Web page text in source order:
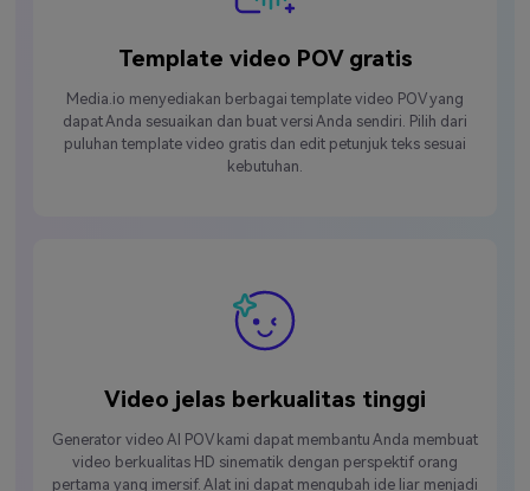
Template video POV gratis
Media.io menyediakan berbagai template video POV yang
dapat Anda sesuaikan dan buat versi Anda sendiri. Pilih dari
puluhan template video gratis dan edit petunjuk teks sesuai
kebutuhan.
Video jelas berkualitas tinggi
Generator video AI POV kami dapat membantu Anda membuat
video berkualitas HD sinematik dengan perspektif orang
pertama yang imersif. Alat ini dapat mengubah ide liar menjadi